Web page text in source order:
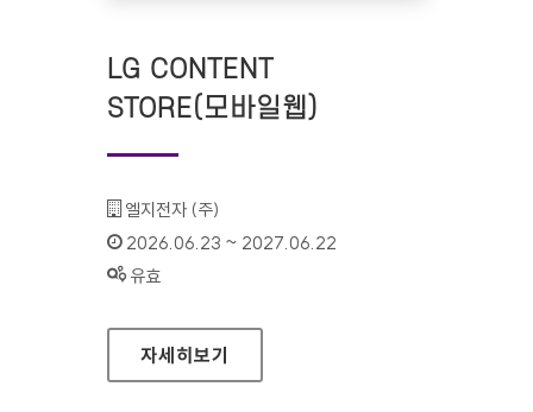
LG CONTENT
STORE(모바일웹)
기관명 :
엘지전자 (주)
인증기간 :
2026.06.23 ~ 2027.06.22
상태 :
유효
LG CONTENT STORE(모바일웹)
자세히보기